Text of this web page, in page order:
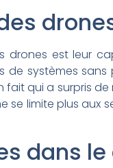
drones est leur
de systèmes
qui a surpris
se limite plus aux
dans